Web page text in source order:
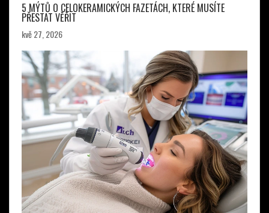
5 MÝTŮ O CELOKERAMICKÝCH FAZETÁCH, KTERÉ MUSÍTE
PŘESTAT VĚŘIT
kvě 27, 2026